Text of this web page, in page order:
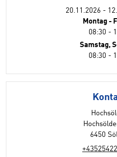
20.11.2026 -
Montag -
08:30 -
Samstag,
08:30 -
6450